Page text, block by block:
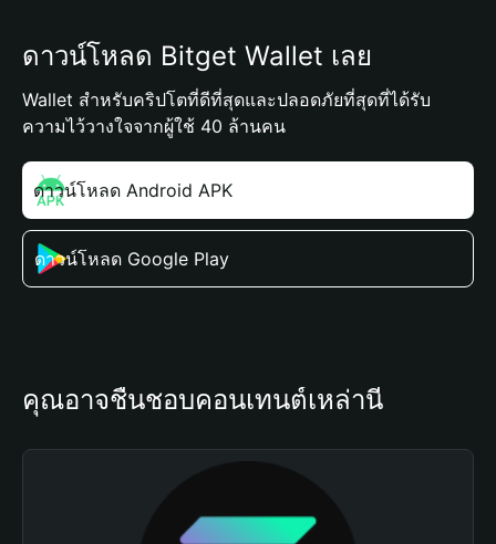
ดาวน์โหลด Bitget Wallet เลย
Wallet สำหรับคริปโตที่ดีที่สุดและปลอดภัยที่สุดที่ได้รับ
ความไว้วางใจจากผู้ใช้ 40 ล้านคน
ดาวน์โหลด Android APK
ดาวน์โหลด Google Play
คุณอาจชื่นชอบคอนเทนต์เหล่านี้